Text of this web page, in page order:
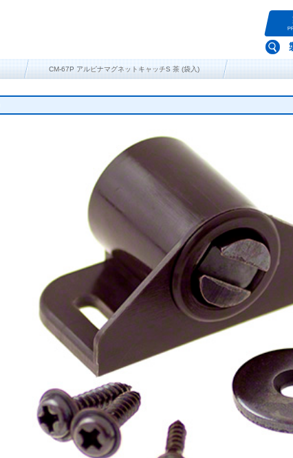
CM-67P アルピナマグネットキャッチS 茶 (袋入)